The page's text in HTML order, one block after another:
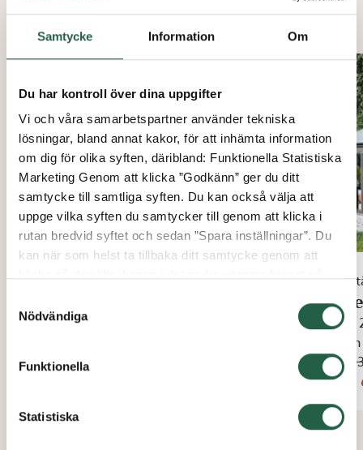
Samtycke Information Om
Du har kontroll över dina uppgifter
Vi och våra samarbetspartner använder tekniska
lösningar, bland annat kakor, för att inhämta information
om dig för olika syften, däribland: Funktionella Statistiska
Marketing Genom att klicka ”Godkänn” ger du ditt
samtycke till samtliga syften. Du kan också välja att
uppge vilka syften du samtycker till genom att klicka i
rutan bredvid syftet och sedan ”Spara inställningar”. Du
kan när som helst ta tillbaka ditt samtycke genom att
använder kakor och andra tekniska lösningar och hur vi
Ta reda på mer om cookies Googles sekretesspolicy
Nödvändiga
Funktionella
Statistiska
FRISTÅENDE UTERUM
Fristående uterum
15 - 30 m²
112 386 kr
15 -
Från
115
101
Se alla fristående uterum